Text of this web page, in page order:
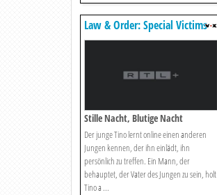
Law & Order: Special Victims
Unit
Stille Nacht, Blutige Nacht
Der junge Tino lernt online einen anderen
Jungen kennen, der ihn einlädt, ihn
persönlich zu treffen. Ein Mann, der
behauptet, der Vater des Jungen zu sein, holt
Tino a ...